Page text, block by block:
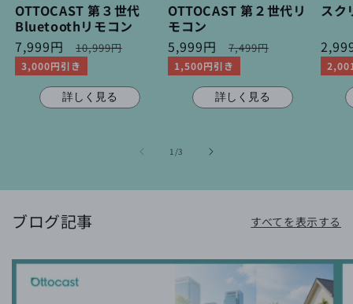
OTTOCAST 第３世代
Bluetoothリモコン
セ
ー
ル
7,999円
通
常
価
格
10,999円
3,000円引き
詳しく見る
OTTOCAST 第２世代リ
モコン
セ
ー
ル
5,999円
通
常
価
格
7,499円
1,500円引き
詳しく見る
スク
セ
ー
ル
1 /の
3
ブログ記事 すべてを表示する